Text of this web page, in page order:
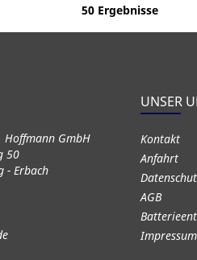
50 Ergebnisse
Hoffmann GmbH
50
- Erbach
UNSER
Kontakt
Anfahrt
AGB
Impressum